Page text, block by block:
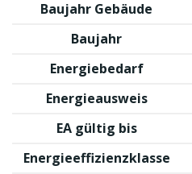
Baujahr Gebäude
Baujahr
Energiebedarf
Energieausweis
EA gültig bis
Energieeffizienzklasse